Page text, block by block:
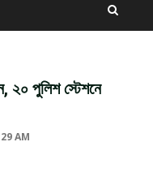
২০ পুলিশ স্টেশনে
AM